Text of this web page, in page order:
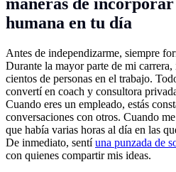
humana en tu día
Antes de independizarme, siempre
Durante la mayor parte de mi carrera,
cientos de personas en el trabajo.
convertí en coach y consultora
Cuando eres un empleado, estás
conversaciones con otros. Cuando
que había varias horas al día en las
De inmediato, sentíuna punzada de
con quienes compartir mis ideas.